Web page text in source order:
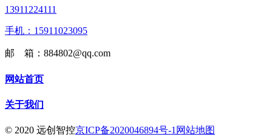
13911224111
手机：15911023095
邮 箱：884802@qq.com
网站首页
关于我们
© 2020 远创智控京ICP备2020046894号-1 网站地图